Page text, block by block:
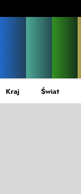
Kraj Świat